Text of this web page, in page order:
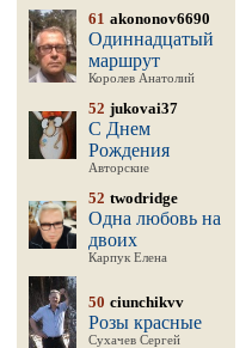
61 akononov6690
Одиннадцатый
маршрут
Королев Анатолий
52 jukovai37
С Днем
Рождения
Авторские
52 twodridge
Одна любовь на
двоих
Карпук Елена
50 ciunchikvv
Розы красные
Сухачев Сергей